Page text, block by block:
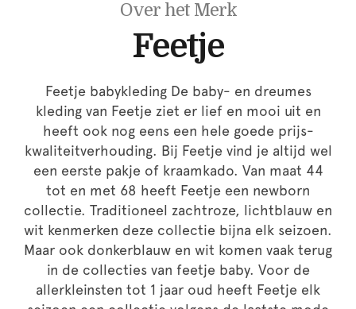
Over het Merk
Feetje
Feetje babykleding De baby- en dreumes
kleding van Feetje ziet er lief en mooi uit en
heeft ook nog eens een hele goede prijs-
kwaliteitverhouding. Bij Feetje vind je altijd wel
een eerste pakje of kraamkado. Van maat 44
tot en met 68 heeft Feetje een newborn
collectie. Traditioneel zachtroze, lichtblauw en
wit kenmerken deze collectie bijna elk seizoen.
Maar ook donkerblauw en wit komen vaak terug
in de collecties van feetje baby. Voor de
allerkleinsten tot 1 jaar oud heeft Feetje elk